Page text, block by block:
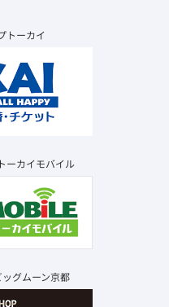
トーカイ
ーカイモバイル
グムーン京都